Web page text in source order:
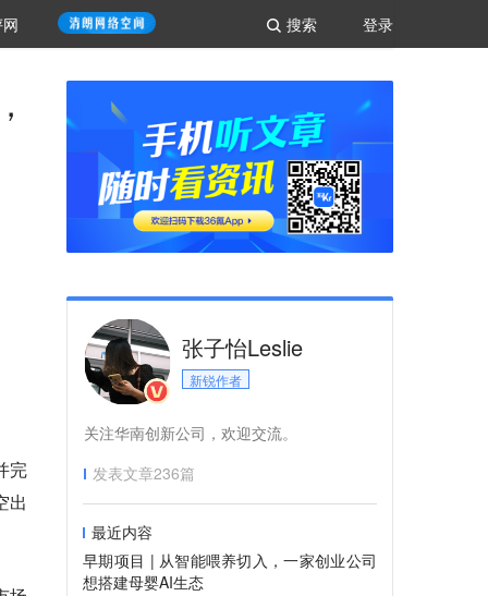
登录
搜索
完
出
张子怡Leslie
新锐作者
关注华南创新公司，欢迎交流。
发表文章236篇
最近内容
早期项目 | 从智能喂养切入，一家创业公司
想搭建母婴AI生态